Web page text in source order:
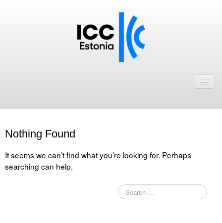
ICC Eesti liikmebaas
Liikmete pakkumised
Nothing Found
It seems we can’t find what you’re looking for. Perhaps
searching can help.